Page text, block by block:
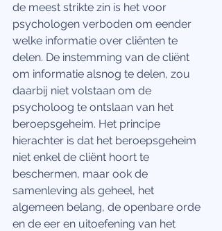
de meest strikte zin is het voor
psychologen verboden om eender
welke informatie over cliënten te
delen. De instemming van de cliënt
om informatie alsnog te delen, zou
daarbij niet volstaan om de
psycholoog te ontslaan van het
beroepsgeheim. Het principe
hierachter is dat het beroepsgeheim
niet enkel de cliënt hoort te
beschermen, maar ook de
samenleving als geheel, het
algemeen belang, de openbare orde
en de eer en uitoefening van het